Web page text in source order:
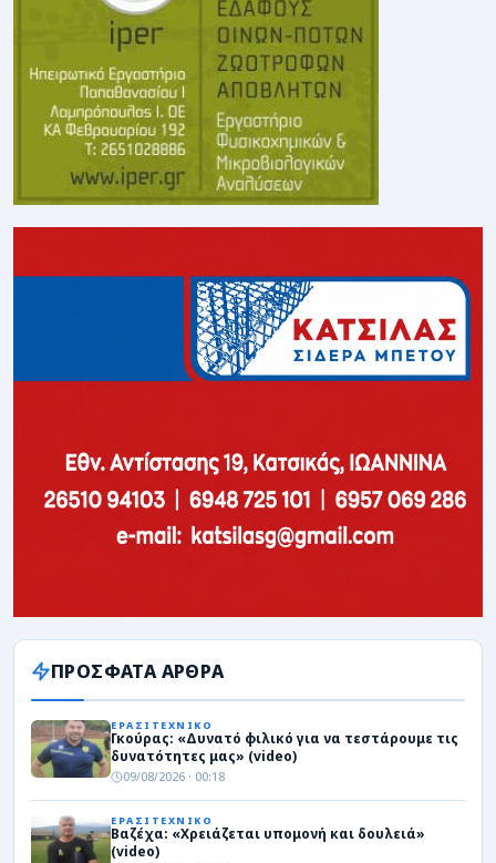
ΠΡΟΣΦΑΤΑ ΑΡΘΡΑ
ΕΡΑΣΙΤΕΧΝΙΚΟ
Γκούρας: «Δυνατό φιλικό για να τεστάρουμε τις
δυνατότητες μας» (video)
09/08/2026 · 00:18
ΕΡΑΣΙΤΕΧΝΙΚΟ
Βαζέχα: «Χρειάζεται υπομονή και δουλειά»
(video)